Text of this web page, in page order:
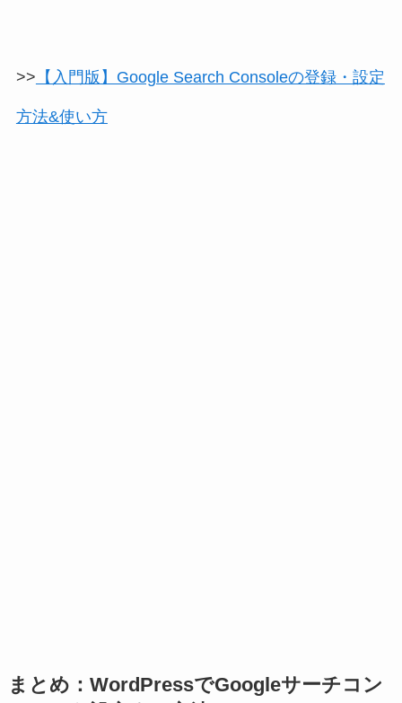
>> 【入門版】Google Search Consoleの登録・設定
方法&使い方
まとめ：WordPressでGoogleサーチコン